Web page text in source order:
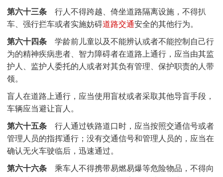
第六十三条行人不得跨越、倚坐道路隔离设施，不得扒
车、强行拦车或者实施妨碍道路交通安全的其他行为。
第六十四条学龄前儿童以及不能辨认或者不能控制自己行
为的精神疾病患者、智力障碍者在道路上通行，应当由其监
护人、监护人委托的人或者对其负有管理、保护职责的人带
领。
盲人在道路上通行，应当使用盲杖或者采取其他导盲手段，
车辆应当避让盲人。
第六十五条行人通过铁路道口时，应当按照交通信号或者
管理人员的指挥通行；没有交通信号和管理人员的，应当在
确认无火车驶临后，迅速通过。
第六十六条乘车人不得携带易燃易爆等危险物品，不得向